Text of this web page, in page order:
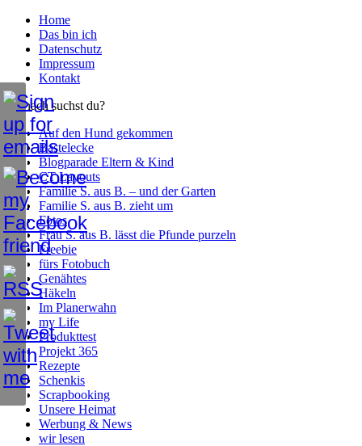
Home
Das bin ich
Datenschutz
Impressum
Kontakt
Wonach suchst du?
Auf den Hund gekommen
Bastelecke
Blogparade Eltern & Kind
CT Layouts
Familie S. aus B. – und der Garten
Familie S. aus B. zieht um
Fotos
Frau S. aus B. lässt die Pfunde purzeln
Freebie
fürs Fotobuch
Genähtes
Häkeln
Im Planerwahn
my Life
Produkttest
Projekt 365
Rezepte
Schenkis
Scrapbooking
Unsere Heimat
Werbung & News
wir lesen